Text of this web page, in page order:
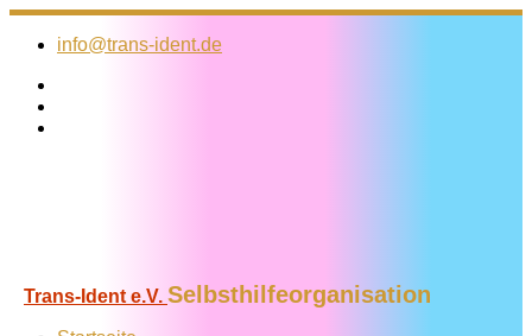
Zum
Inhalt
info@trans-ident.de
Trans-Ident e.V. Selbsthilfeorganisation